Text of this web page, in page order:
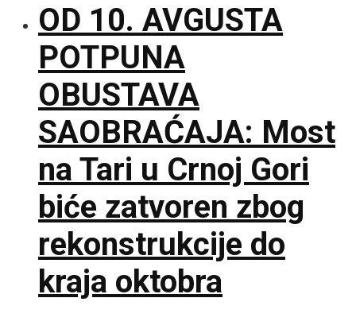
OD 10. AVGUSTA
POTPUNA
OBUSTAVA
SAOBRAĆAJA: Most
na Tari u Crnoj Gori
biće zatvoren zbog
rekonstrukcije do
kraja oktobra